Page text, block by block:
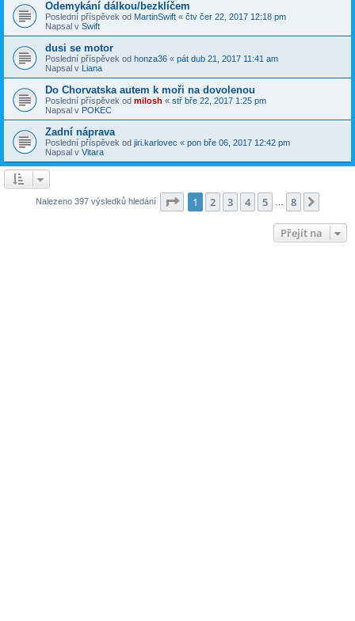
Odemykání dálkou/bezklíčem
Poslední příspěvek od MartinSwift « čtv čer 22, 2017 12:18 pm
Napsal v Swift
dusi se motor
Poslední příspěvek od honza36 « pát dub 21, 2017 11:41 am
Napsal v Liana
Do Chorvatska autem k moři na dovolenou
Poslední příspěvek od milosh « stř bře 22, 2017 1:25 pm
Napsal v POKEC
Zadní náprava
Poslední příspěvek od jiri.karlovec « pon bře 06, 2017 12:42 pm
Napsal v Vitara
Nalezeno 397 výsledků hledání Stránka z
1 2 3 4 5 8
Přejít na